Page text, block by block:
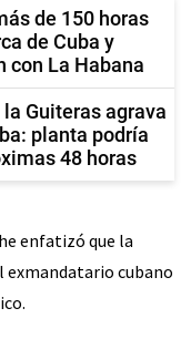
de 150 horas
de Cuba y
con La Habana
Guiteras agrava
planta podría
48 horas
enfatizó que la
exmandatario cubano